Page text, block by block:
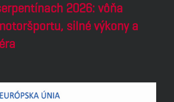
2026: vôňa
silné výkony a